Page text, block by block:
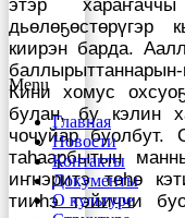
Menu
Главная
Новости
Контакты
Документы
О культуре
этэр
дьөлөҕөстөрүгэр
киирэн барда.
Кини хомус
булан, бу кэлин
чочуйар буолбут.
таһаарбытын
иҥнэритэ төһө
тииһэ тэйиччи